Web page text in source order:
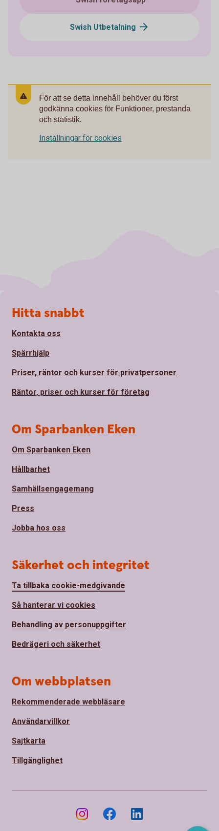
Swish Utbetalning
För att se detta innehåll behöver du först
godkänna cookies för Funktioner, prestanda
och statistik.
Inställningar för cookies
Sidfot
Hitta snabbt
Kontakta oss
Spärrhjälp
Priser, räntor och kurser för privatpersoner
Räntor, priser och kurser för företag
Om Sparbanken Eken
Om Sparbanken Eken
Hållbarhet
Samhällsengagemang
Press
Jobba hos oss
Säkerhet och integritet
Ta tillbaka cookie-medgivande
Så hanterar vi cookies
Behandling av personuppgifter
Bedrägeri och säkerhet
Om webbplatsen
Rekommenderade webbläsare
Användarvillkor
Sajtkarta
Tillgänglighet